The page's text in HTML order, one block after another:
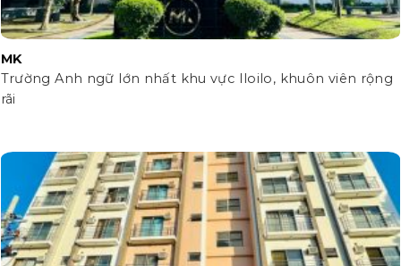
MK
Trường Anh ngữ lớn nhất khu vực Iloilo, khuôn viên rộng
rãi